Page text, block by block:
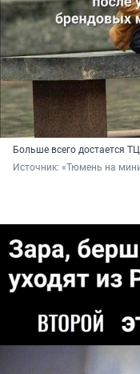
Больше всего достается
Источник: «Тюмень на